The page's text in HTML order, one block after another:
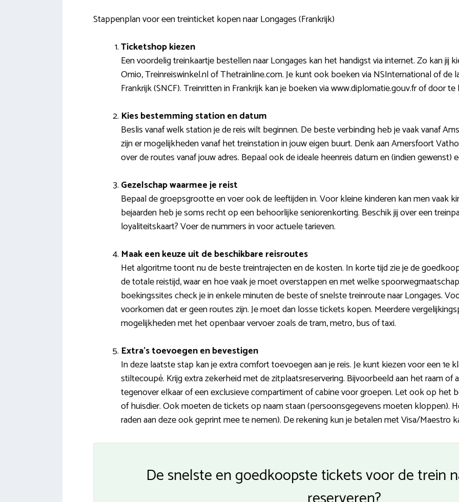
Stappenplan voor een treinticket kopen naar Longages (Frankrijk)
Ticketshop kiezen
Een voordelig treinkaartje bestellen naar Longages kan het handigst via internet. Zo kan jij
Omio, Treinreiswinkel.nl of Thetrainline.com. Je kunt ook boeken via NSInternational of de
Frankrijk (SNCF). Treinritten in Frankrijk kan je boeken via www.diplomatie.gouv.fr of door
Kies bestemming station en datum
Beslis vanaf welk station je de reis wilt beginnen. De beste verbinding heb je vaak vanaf
zijn er mogelijkheden vanaf het treinstation in jouw eigen buurt. Denk aan Amersfoort
over de routes vanaf jouw adres. Bepaal ook de ideale heenreis datum en (indien gewenst)
Gezelschap waarmee je reist
Bepaal de groepsgrootte en voer ook de leeftijden in. Voor kleine kinderen kan men vaak
bejaarden heb je soms recht op een behoorlijke seniorenkorting. Beschik jij over een
loyaliteitskaart? Voer de nummers in voor actuele tarieven.
Maak een keuze uit de beschikbare reisroutes
Het algoritme toont nu de beste treintrajecten en de kosten. In korte tijd zie je de
de totale reistijd, waar en hoe vaak je moet overstappen en met welke
boekingssites check je in enkele minuten de beste of snelste treinroute naar Longages.
voorkomen dat er geen routes zijn. Je moet dan losse tickets kopen. Meerdere
mogelijkheden met het openbaar vervoer zoals de tram, metro, bus of taxi.
Extra’s toevoegen en bevestigen
In deze laatste stap kan je extra comfort toevoegen aan je reis. Je kunt kiezen voor een 1e
stiltecoupé. Krijg extra zekerheid met de zitplaatsreservering. Bijvoorbeeld aan het raam of
tegenover elkaar of een exclusieve compartiment of cabine voor groepen. Let ook op het
of huisdier. Ook moeten de tickets op naam staan (persoonsgegevens moeten kloppen).
raden aan deze ook geprint mee te nemen). De rekening kun je betalen met Visa/Maestro
De snelste en goedkoopste tickets voor de trein